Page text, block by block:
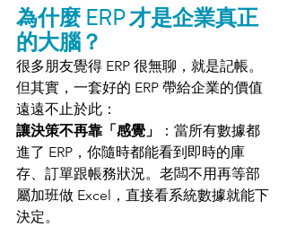
為什麼 ERP 才是企業真正
的大腦？
很多朋友覺得 ERP 很無聊，就是記帳。
但其實，一套好的 ERP 帶給企業的價值
遠遠不止於此：
讓決策不再靠「感覺」
：當所有數據都
進了 ERP，你隨時都能看到即時的庫
存、訂單跟帳務狀況。老闆不用再等部
屬加班做 Excel，直接看系統數據就能下
決定。